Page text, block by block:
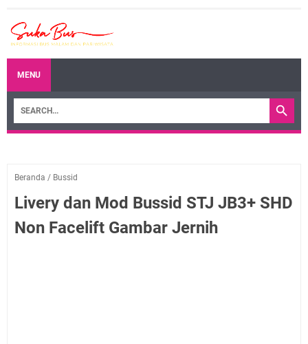
MENU
Beranda / Bussid
Livery dan Mod Bussid STJ JB3+ SHD
Non Facelift Gambar Jernih